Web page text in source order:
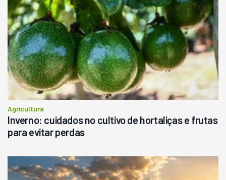
Agricultura
Inverno: cuidados no cultivo de hortaliças e frutas
para evitar perdas